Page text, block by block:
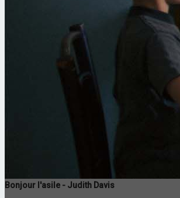
Bonjour l'asile - Judith Davis